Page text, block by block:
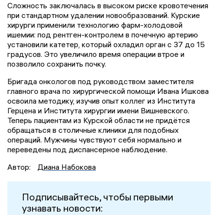
Сложность заключалась в высоком риске кровотечения
при стандартном удалении новообразований. Курские
хирурги применили технологию фарм-холодовой
ишемии: под рентген-контролем в почечную артерию
установили катетер, который охладил орган с 37 до 15
градусов. Это увеличило время операции втрое и
позволило сохранить почку.
Бригада онкологов под руководством заместителя
главного врача по хирургической помощи Ивана Ишкова
освоила методику, изучив опыт коллег из Института
Герцена и Института хирургии имени Вишневского.
Теперь пациентам из Курской области не придётся
обращаться в столичные клиники для подобных
операций. Мужчины чувствуют себя нормально и
переведены под диспансерное наблюдение.
Автор:
Диана Набокова
Подписывайтесь, чтобы первыми
узнавать новости: